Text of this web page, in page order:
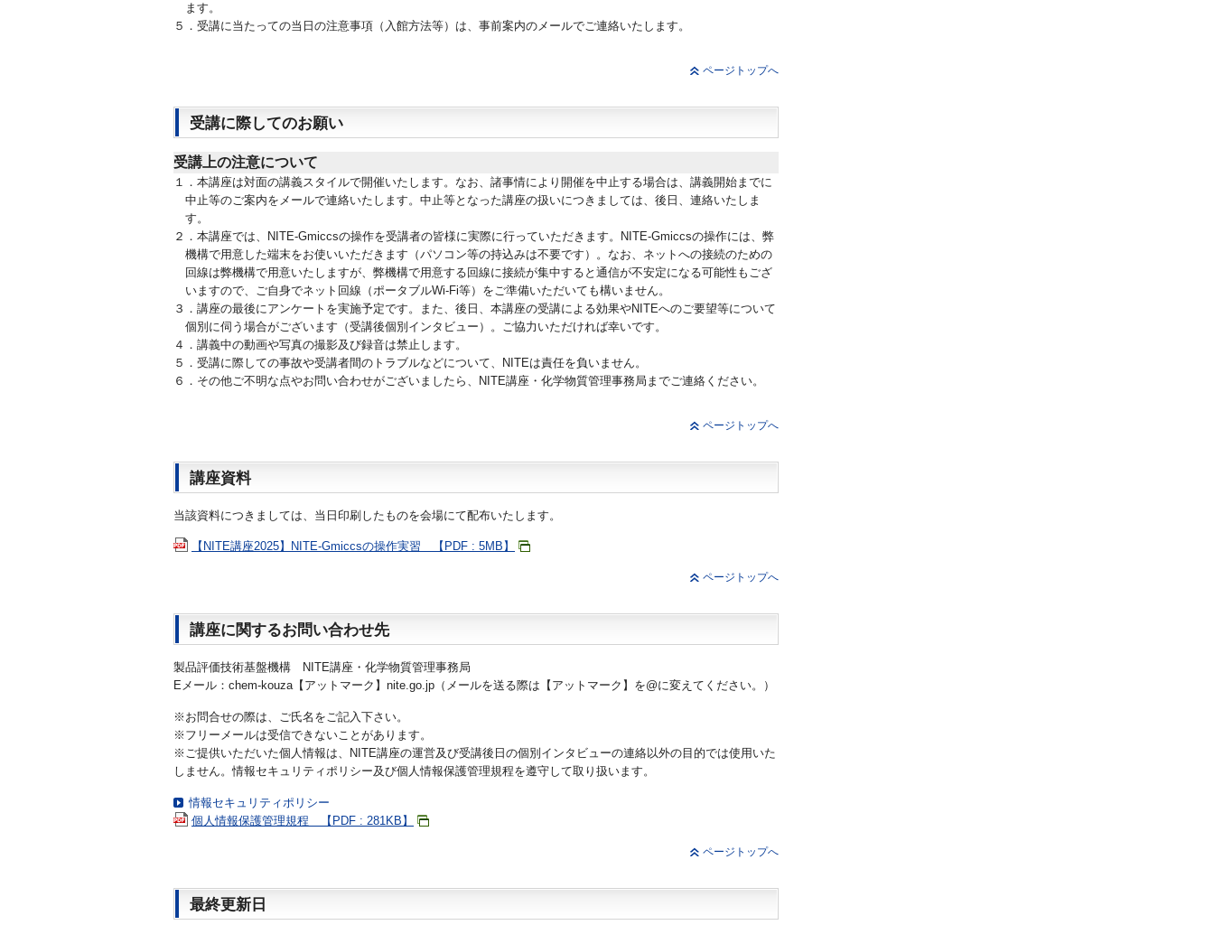
ます。
５．受講に当たっての当日の注意事項（入館方法等）は、事前案内のメールでご連絡いたします。
ページトップへ
受講に際してのお願い
受講上の注意について
１．本講座は対面の講義スタイルで開催いたします。なお、諸事情により開催を中止する場合は、講義開始までに
中止等のご案内をメールで連絡いたします。中止等となった講座の扱いにつきましては、後日、連絡いたしま
す。
２．本講座では、NITE-Gmiccsの操作を受講者の皆様に実際に行っていただきます。NITE-Gmiccsの操作には、弊
機構で用意した端末をお使いいただきます（パソコン等の持込みは不要です）。なお、ネットへの接続のための
回線は弊機構で用意いたしますが、弊機構で用意する回線に接続が集中すると通信が不安定になる可能性もござ
いますので、ご自身でネット回線（ポータブルWi-Fi等）をご準備いただいても構いません。
３．講座の最後にアンケートを実施予定です。また、後日、本講座の受講による効果やNITEへのご要望等について
個別に伺う場合がございます（受講後個別インタビュー）。ご協力いただければ幸いです。
４．講義中の動画や写真の撮影及び録音は禁止します。
５．受講に際しての事故や受講者間のトラブルなどについて、NITEは責任を負いません。
６．その他ご不明な点やお問い合わせがございましたら、NITE講座・化学物質管理事務局までご連絡ください。
ページトップへ
講座資料
当該資料につきましては、当日印刷したものを会場にて配布いたします。
【NITE講座2025】NITE-Gmiccsの操作実習 【PDF : 5MB】
ページトップへ
講座に関するお問い合わせ先
製品評価技術基盤機構 NITE講座・化学物質管理事務局
Eメール： chem-kouza【アットマーク】nite.go.jp（メールを送る際は【アットマーク】を@に変えてください。）
※お問合せの際は、ご氏名をご記入下さい。
※フリーメールは受信できないことがあります。
※ご提供いただいた個人情報は、NITE講座の運営及び受講後日の個別インタビューの連絡以外の目的では使用いた
しません。情報セキュリティポリシー及び個人情報保護管理規程を遵守して取り扱います。
情報セキュリティポリシー
個人情報保護管理規程 【PDF : 281KB】
ページトップへ
最終更新日